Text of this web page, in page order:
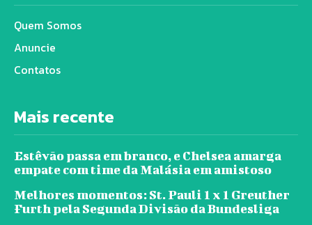
Quem Somos
Anuncie
Contatos
Mais recente
Estêvão passa em branco, e Chelsea amarga
empate com time da Malásia em amistoso
Melhores momentos: St. Pauli 1 x 1 Greuther
Furth pela Segunda Divisão da Bundesliga